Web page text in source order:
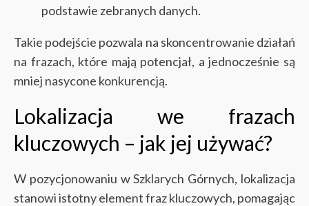
podstawie zebranych danych.
Takie podejście pozwala na skoncentrowanie działań
na frazach, które mają potencjał, a jednocześnie są
mniej nasycone konkurencją.
Lokalizacja we frazach
kluczowych – jak jej używać?
W pozycjonowaniu w Szklarych Górnych, lokalizacja
stanowi istotny element fraz kluczowych, pomagając